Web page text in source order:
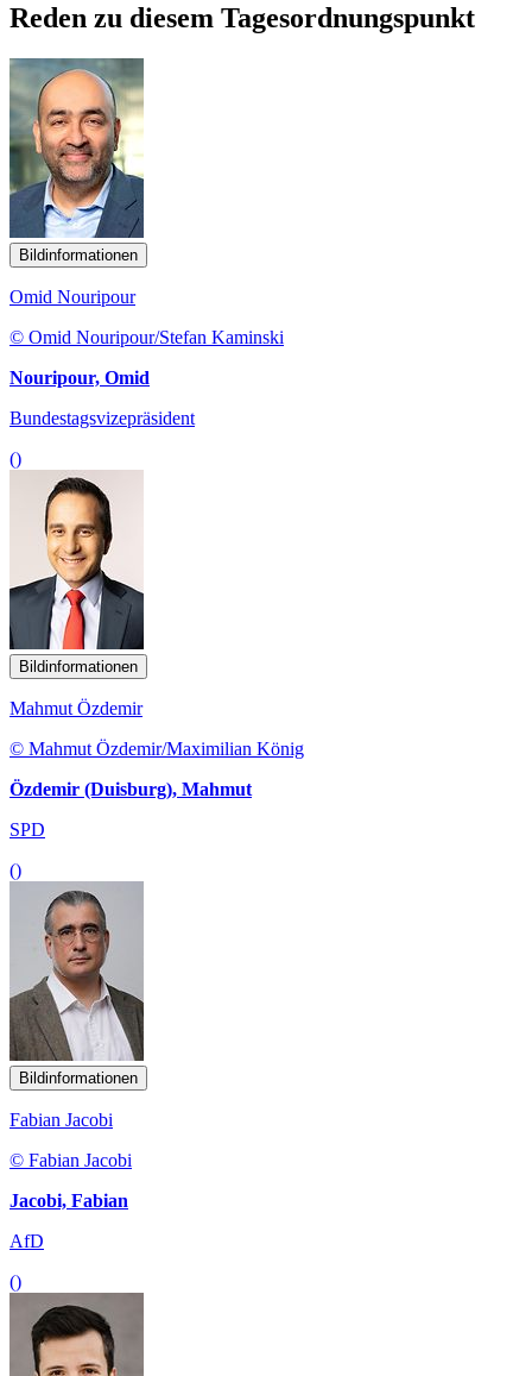
Reden zu diesem Tagesordnungspunkt
Bildinformationen
Omid Nouripour
© Omid Nouripour/Stefan Kaminski
Nouripour, Omid
Bundestagsvizepräsident
()
Bildinformationen
Mahmut Özdemir
© Mahmut Özdemir/Maximilian König
Özdemir (Duisburg), Mahmut
SPD
()
Bildinformationen
Fabian Jacobi
© Fabian Jacobi
Jacobi, Fabian
AfD
()